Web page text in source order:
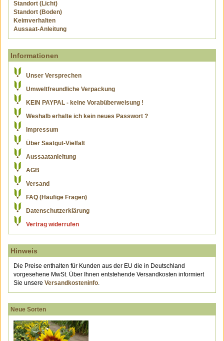
Standort (Licht)
Standort (Boden)
Keimverhalten
Aussaat-Anleitung
Informationen
Unser Versprechen
Umweltfreundliche Verpackung
KEIN PAYPAL - keine Vorabüberweisung !
Weshalb erhalte ich kein neues Passwort ?
Impressum
Über Saatgut-Vielfalt
Aussaatanleitung
AGB
Versand
FAQ (Häufige Fragen)
Datenschutzerklärung
Vertrag widerrufen
Hinweis
Die Preise enthalten für Kunden aus der EU die in Deutschland
vorgesehene MwSt. Über Ihnen entstehende Versandkosten informiert
Sie unsere Versandkosteninfo.
Neue Sorten